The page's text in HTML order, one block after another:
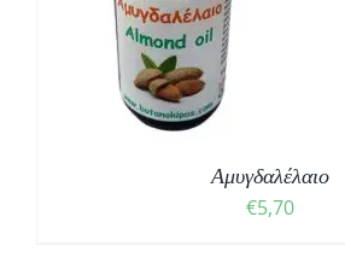
Αμυγδαλέλαιο
€5,70